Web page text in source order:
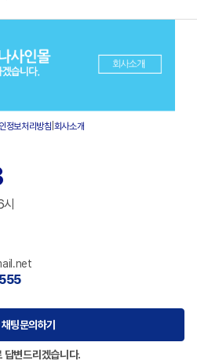
정보처리방침 회사소개
팅문의하기
답변드리겠습니다.